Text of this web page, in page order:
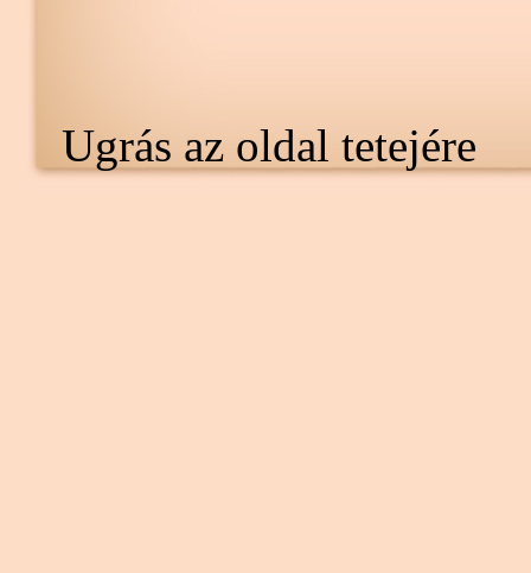
Ugrás az oldal tetejére